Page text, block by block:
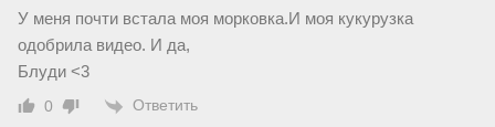
У меня почти встала моя морковка.И моя кукурузка
одобрила видео. И да,
Блуди <3
0 Ответить